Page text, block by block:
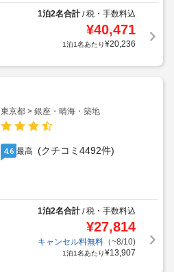
1泊2名合計/税・手数料込
¥40,471
1泊1名あたり¥20,236
東京都 > 銀座・晴海・築地
4.6 最高 (クチコミ4492件)
1泊2名合計/税・手数料込
¥27,814
キャンセル料無料（~8/10)
1泊1名あたり¥13,907